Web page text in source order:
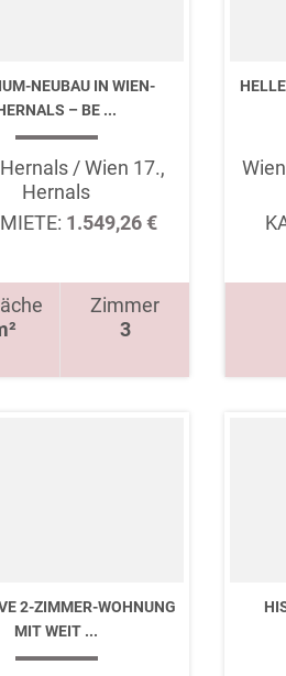
NEUBAU IN WIEN-
– BE ...
/ Wien 17.,
Hernals
1.549,26 €
Zimmer
3
2-ZIMMER-WOHNUNG
MIT WEIT ...